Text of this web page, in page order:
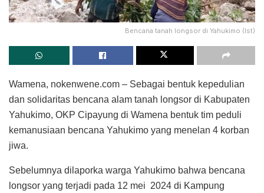
Bencana tanah longsor di Yahukimo (Ist)
Wamena, nokenwene.com – Sebagai bentuk kepedulian
dan solidaritas bencana alam tanah longsor di Kabupaten
Yahukimo, OKP Cipayung di Wamena bentuk tim peduli
kemanusiaan bencana Yahukimo yang menelan 4 korban
jiwa.
Sebelumnya dilaporka warga Yahukimo bahwa bencana
longsor yang terjadi pada 12 mei 2024 di Kampung